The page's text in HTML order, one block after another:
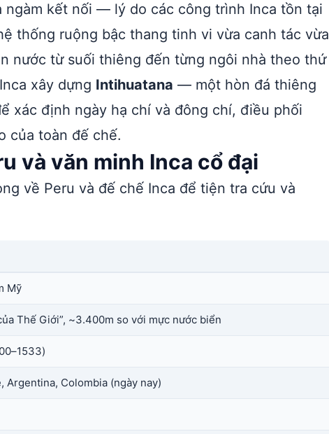
kết nối — lý do các công trình Inca tồn tại
thống ruộng bậc thang tinh vi vừa canh tác vừa
nước từ suối thiêng đến từng ngôi nhà theo thứ
xây dựng Intihuatana — một hòn đá thiêng
xác định ngày hạ chí và đông chí, điều phối
của toàn đế chế.
và văn minh Inca cổ đại
về Peru và đế chế Inca để tiện tra cứu và
Mỹ
Thế Giới”, ~3.400m so với mực nước biển
Argentina, Colombia (ngày nay)